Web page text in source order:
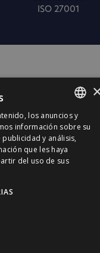
ISO 27001
SPANISH
CATALÀ
ENGLISH
los anuncios y
información sobre su
y análisis,
que les haya
del uso de sus